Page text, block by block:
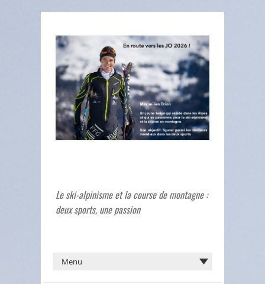
Le ski-alpinisme et la course de montagne :
deux sports, une passion